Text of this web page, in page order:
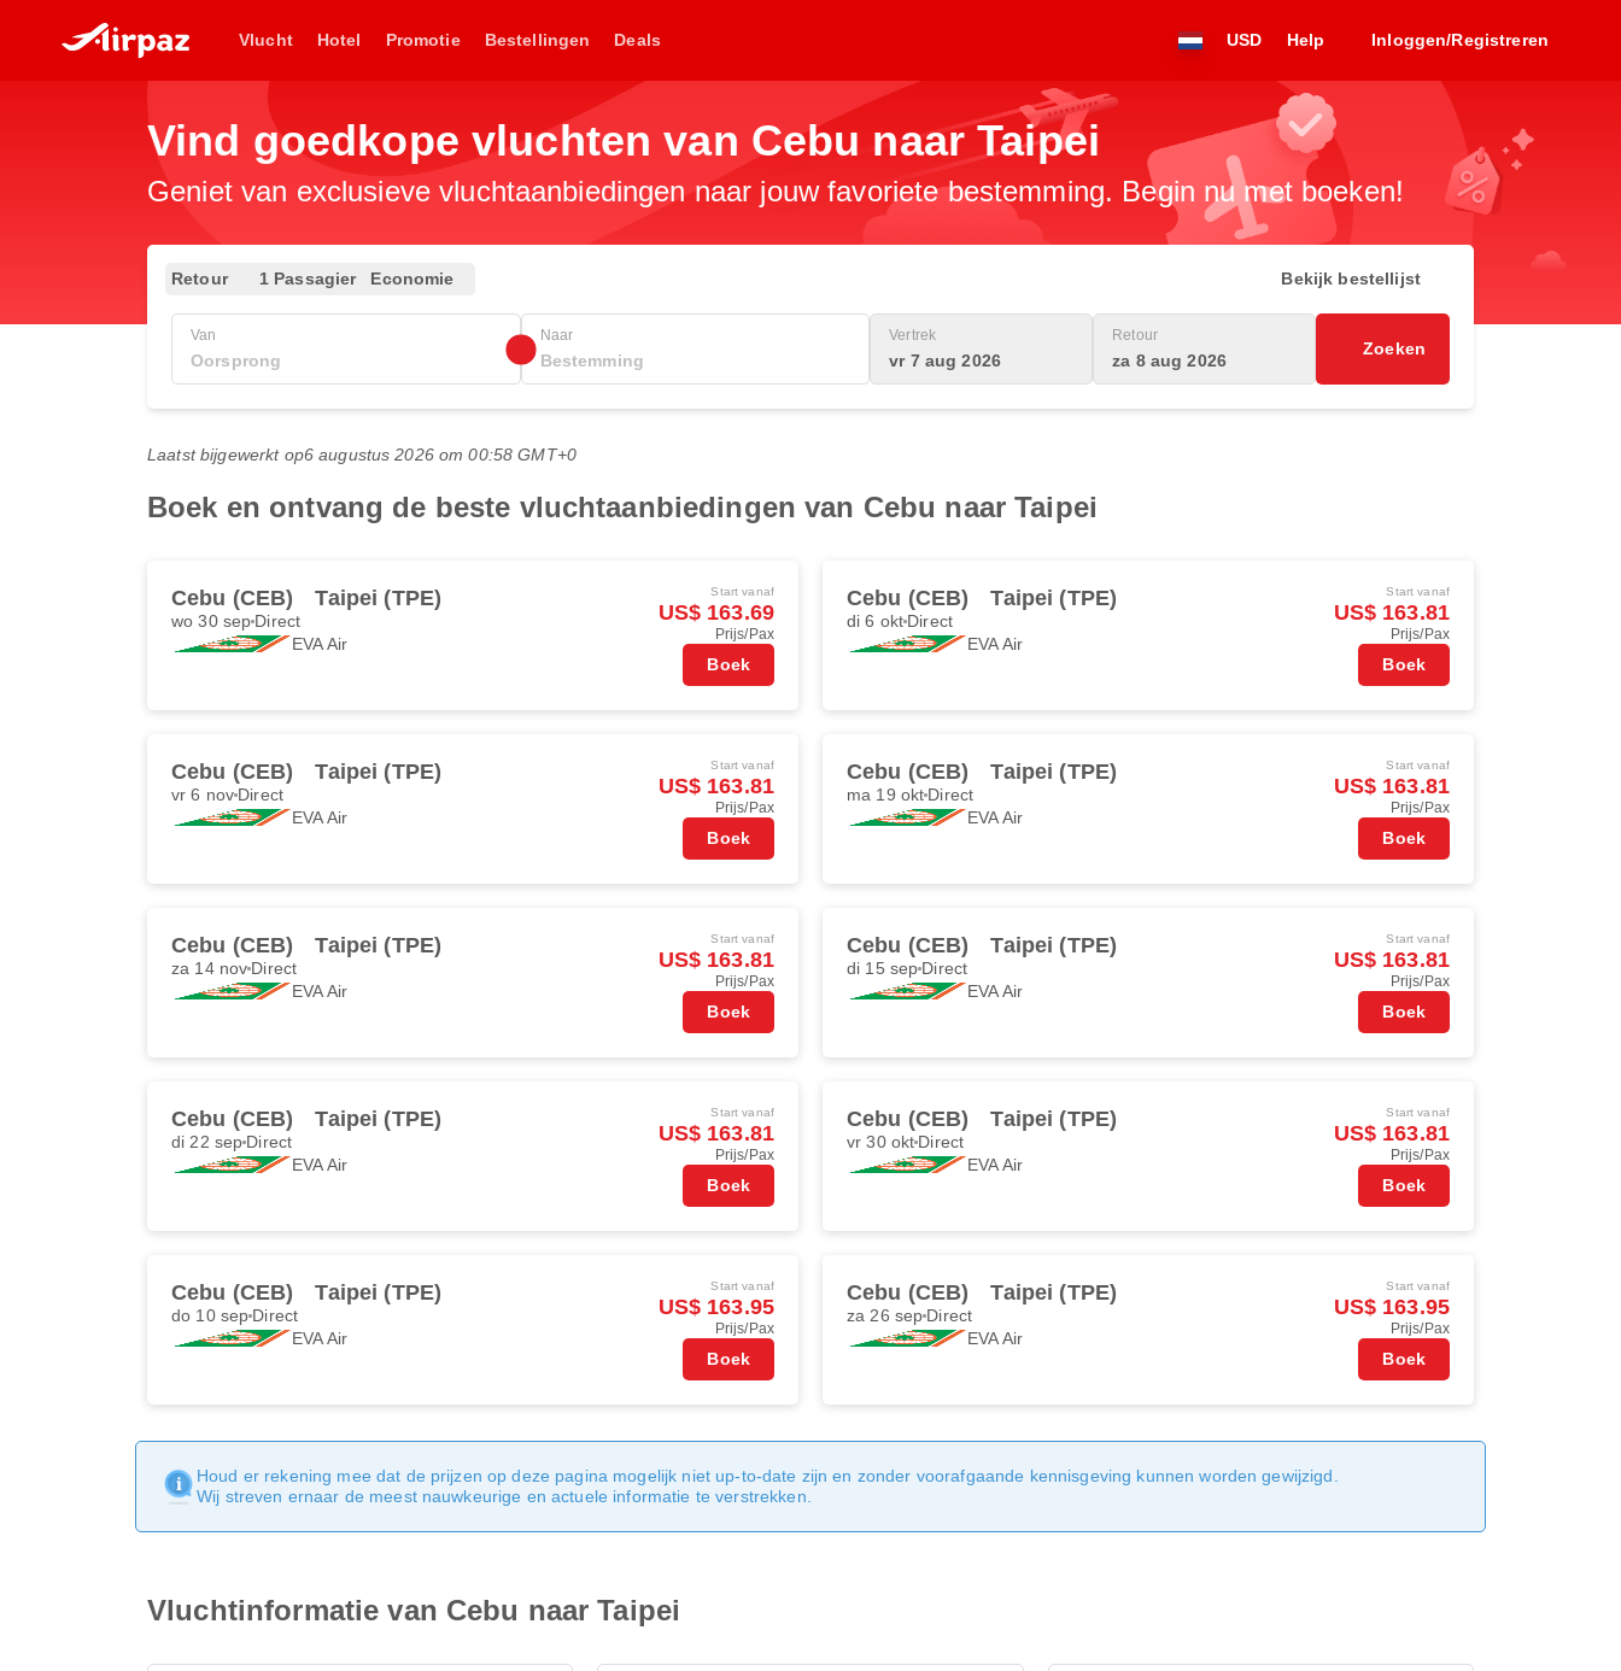
Vlucht Hotel Promotie Bestellingen Deals USD Help Inloggen/Registreren
Vind goedkope vluchten van Cebu naar Taipei
Geniet van exclusieve vluchtaanbiedingen naar jouw favoriete bestemming. Begin nu met boeken!
Retour 1 Passagier Economie Bekijk bestellijst
Van Naar Vertrek
vr 7 aug 2026
Retour
za 8 aug 2026
Zoeken
Laatst bijgewerkt op6 augustus 2026 om 00:58 GMT+0
Boek en ontvang de beste vluchtaanbiedingen van Cebu naar Taipei
Cebu (CEB) Taipei (TPE)
wo 30 sep Direct
EVA Air
Start vanaf
US$ 163.69
Prijs/Pax
Boek
Cebu (CEB) Taipei (TPE)
di 6 okt Direct
EVA Air
Start vanaf
US$ 163.81
Prijs/Pax
Boek
Cebu (CEB) Taipei (TPE)
vr 6 nov Direct
EVA Air
Start vanaf
US$ 163.81
Prijs/Pax
Boek
Cebu (CEB) Taipei (TPE)
ma 19 okt Direct
EVA Air
Start vanaf
US$ 163.81
Prijs/Pax
Boek
Cebu (CEB) Taipei (TPE)
za 14 nov Direct
EVA Air
Start vanaf
US$ 163.81
Prijs/Pax
Boek
Cebu (CEB) Taipei (TPE)
di 15 sep Direct
EVA Air
Start vanaf
US$ 163.81
Prijs/Pax
Boek
Cebu (CEB) Taipei (TPE)
di 22 sep Direct
EVA Air
Start vanaf
US$ 163.81
Prijs/Pax
Boek
Cebu (CEB) Taipei (TPE)
vr 30 okt Direct
EVA Air
Start vanaf
US$ 163.81
Prijs/Pax
Boek
Cebu (CEB) Taipei (TPE)
do 10 sep Direct
EVA Air
Start vanaf
US$ 163.95
Prijs/Pax
Boek
Cebu (CEB) Taipei (TPE)
za 26 sep Direct
EVA Air
Start vanaf
US$ 163.95
Prijs/Pax
Boek
Houd er rekening mee dat de prijzen op deze pagina mogelijk niet up-to-date zijn en zonder voorafgaande kennisgeving kunnen worden gewijzigd.
Wij streven ernaar de meest nauwkeurige en actuele informatie te verstrekken.
Vluchtinformatie van Cebu naar Taipei